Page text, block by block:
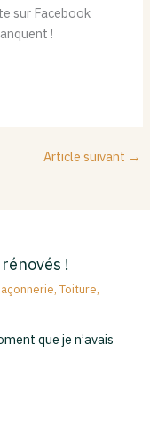
sur Facebook
!
Article suivant →
!
,Toiture,
que je n’avais